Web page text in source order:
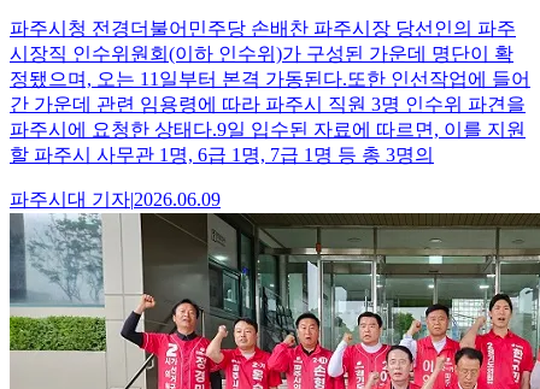
파주시청 전경더불어민주당 손배찬 파주시장 당선인의 파주
시장직 인수위원회(이하 인수위)가 구성된 가운데 명단이 확
정됐으며, 오는 11일부터 본격 가동된다.또한 인선작업에 들어
간 가운데 관련 임용령에 따라 파주시 직원 3명 인수위 파견을
파주시에 요청한 상태다.9일 입수된 자료에 따르면, 이를 지원
할 파주시 사무관 1명, 6급 1명, 7급 1명 등 총 3명의
파주시대 기자|2026.06.09